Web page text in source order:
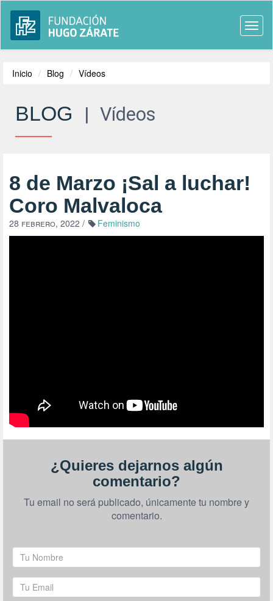
Inicio Blog Vídeos
BLOG | Vídeos
8 de Marzo ¡Sal a luchar!
Coro Malvaloca
28 febrero, 2022 / Feminismo
¿Quieres dejarnos algún
comentario?
Tu email no será publicado, únicamente tu nombre y
comentario.